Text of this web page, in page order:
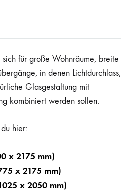
sich für große Wohnräume, breite
in denen Lichtdurchlass,
Glasgestaltung mit
kombiniert werden sollen.
hier:
x 2175 mm)
x 2175 mm)
x 2050 mm)